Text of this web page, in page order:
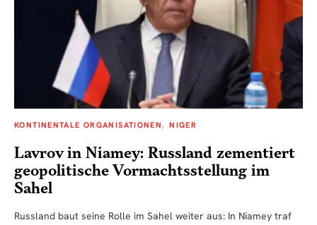
KONTINENTALE ORGANISATIONEN NIGER
Lavrov in Niamey: Russland zementiert
geopolitische Vormachtsstellung im
Sahel
Russland baut seine Rolle im Sahel weiter aus: In Niamey traf